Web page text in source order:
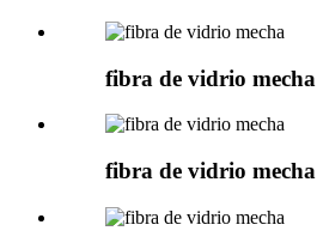
fibra de vidrio mecha
fibra de vidrio mecha